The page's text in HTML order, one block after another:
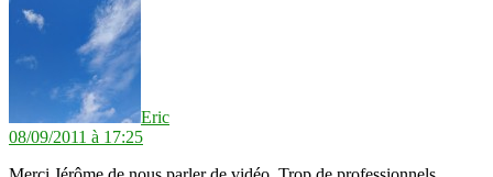
Eric
08/09/2011 à 17:25